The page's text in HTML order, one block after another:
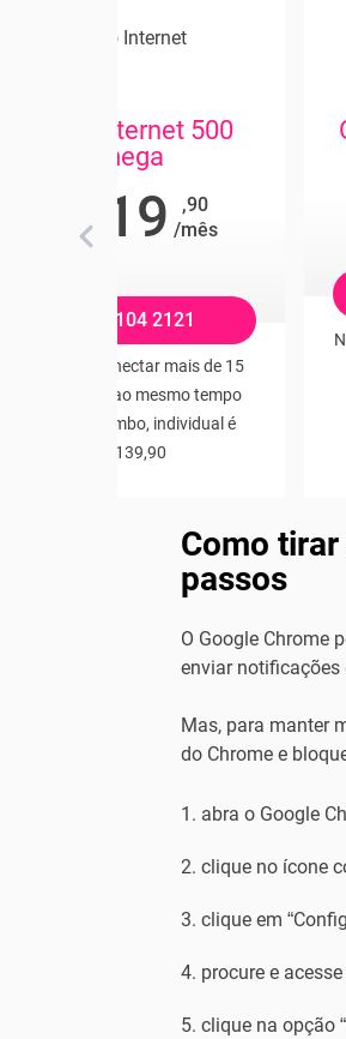
Claro Internet
Claro Internet 500
mega
119
,90
/mês
0800 104 2121
Ideal para conectar mais de 15
dispositivos ao mesmo tempo
Preço no combo, individual é
R$139,90
Como
passos
O Google Chrome
enviar notificações
Mas, para manter
do Chrome e
abra o Google
clique no ícone
clique em
procure e
clique na opção